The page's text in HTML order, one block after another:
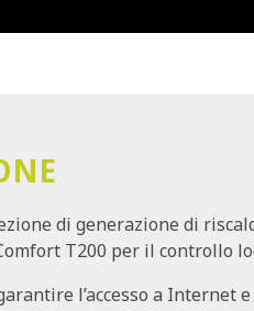
di generazione di
T200 per il controllo
l’accesso a Internet